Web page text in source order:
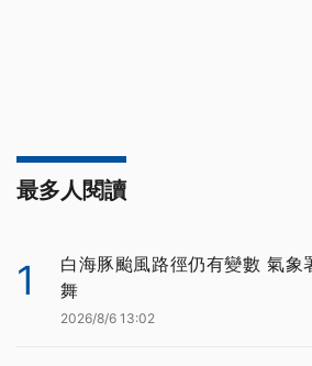
最多人閱讀
1
白海豚颱風路徑仍有變數 氣象
舞
2026/8/6 13:02